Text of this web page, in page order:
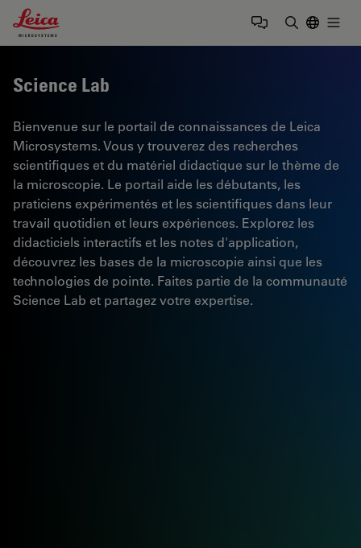
Leica Microsystems Logo
Science Lab
Bienvenue sur le portail de connaissances de Leica
Microsystems. Vous y trouverez des recherches
scientifiques et du matériel didactique sur le thème de
la microscopie. Le portail aide les débutants, les
praticiens expérimentés et les scientifiques dans leur
travail quotidien et leurs expériences. Explorez les
didacticiels interactifs et les notes d'application,
découvrez les bases de la microscopie ainsi que les
technologies de pointe. Faites partie de la communauté
Science Lab et partagez votre expertise.